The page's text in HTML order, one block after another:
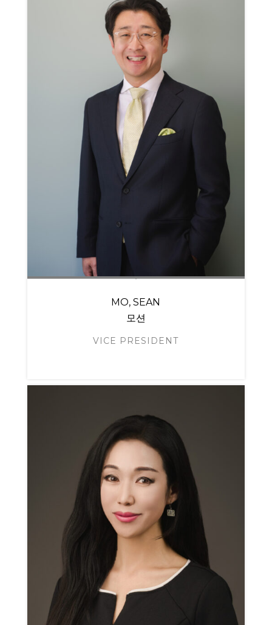
MO, SEAN
모션
VICE PRESIDENT